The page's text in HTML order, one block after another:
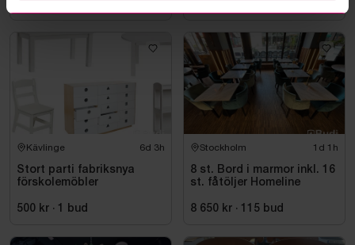
Kävlinge 6d 3h
Stort parti fabriksnya
förskolemöbler
500 kr · 1 bud
Stockholm 1d 1h
8 st. Bord i marmor inkl. 16
st. fåtöljer Homeline
8 650 kr · 115 bud